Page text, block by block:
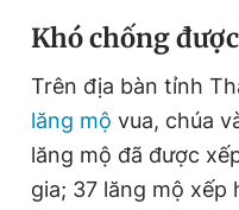
Tiện ích
Thông tin tòa soạn
Khó chống
Trên địa bàn tỉnh
lăng mộ vua, chúa
lăng mộ đã được
gia; 37 lăng mộ